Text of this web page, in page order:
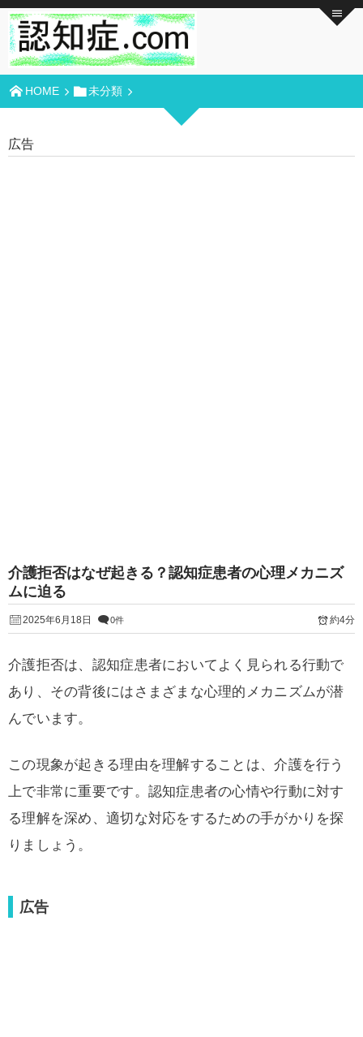
HOME 未分類
広告
介護拒否はなぜ起きる？認知症患者の心理メカニズ
ムに迫る
2025年6月18日 0件 約4分
介護拒否は、認知症患者においてよく見られる行動で
あり、その背後にはさまざまな心理的メカニズムが潜
んでいます。
この現象が起きる理由を理解することは、介護を行う
上で非常に重要です。認知症患者の心情や行動に対す
る理解を深め、適切な対応をするための手がかりを探
りましょう。
広告